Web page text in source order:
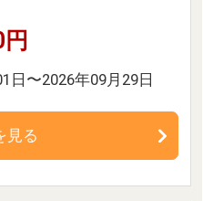
日〜2026年09月29日
見る